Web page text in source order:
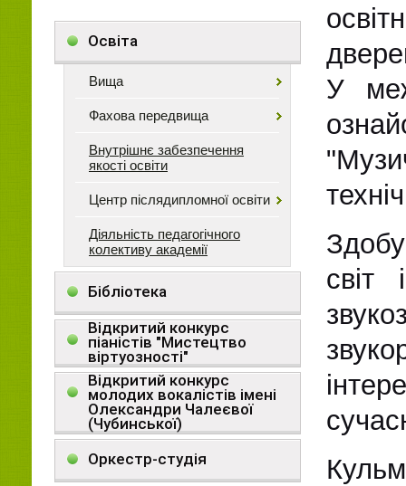
Освіта
Вища
Фахова передвища
Внутрішнє забезпечення
якості освіти
Центр післядипломної освіти
Діяльність педагогічного
колективу академії
Бібліотека
Відкритий конкурс
піаністів "Мистецтво
віртуозності"
Відкритий конкурс
молодих вокалістів імені
Олександри Чалеєвої
(Чубинської)
Оркестр-студія
У
світ